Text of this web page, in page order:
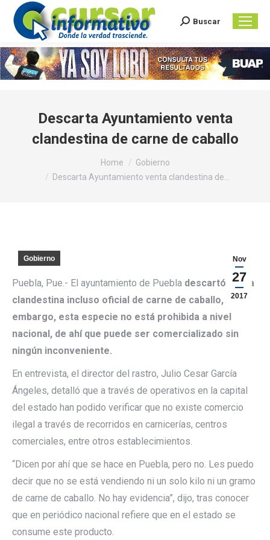
Search:
Buscar
Descarta Ayuntamiento venta
clandestina de carne de caballo
Home
Gobierno
Descarta Ayuntamiento venta clandestina de…
Nov
27
2017
Gobierno
Puebla, Pue.- El ayuntamiento de Puebla descartó venta
clandestina incluso oficial de carne de caballo, sin
embargo, esta especie no está prohibida a nivel
nacional, de ahí que puede ser comercializado sin
ningún inconveniente.
En entrevista, el director del rastro, Julio Cesar García
Ángeles, detalló que a través de operativos en la capital
del estado han podido verificar que no existe comercio
ilegal a través de recorridos en carnicerías, centros
comerciales, entre otros establecimientos.
“Dicen por ahí que se hace en Puebla, pero no. Les puedo
decir que no se está vendiendo ni un solo kilo ni un gramo
de carne de caballo. No hay evidencia”, dijo, tras conocer
que en periódico nacional refiere que en el estado se
consume este producto.